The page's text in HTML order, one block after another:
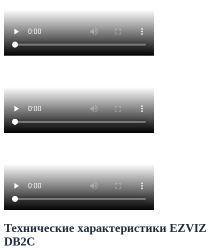
Технические характеристики EZVIZ
DB2C